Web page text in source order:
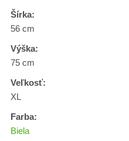
Šírka:
56 cm
Výška:
75 cm
Veľkosť:
XL
Farba:
Biela